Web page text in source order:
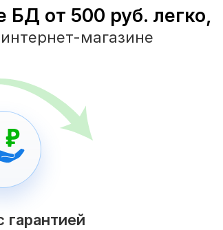
БД от 500 руб. легко,
магазине
гарантией